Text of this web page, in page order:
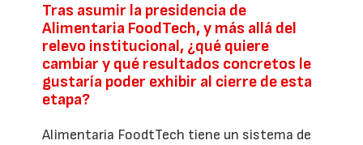
Tras asumir la presidencia de
Alimentaria FoodTech, y más allá del
relevo institucional, ¿qué quiere
cambiar y qué resultados concretos le
gustaría poder exhibir al cierre de esta
etapa?
Alimentaria FoodtTech tiene un sistema de